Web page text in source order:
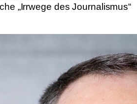
„Irrwege des Journalismus“